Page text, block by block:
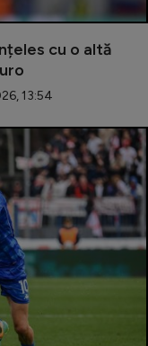
cu o altă
13:54